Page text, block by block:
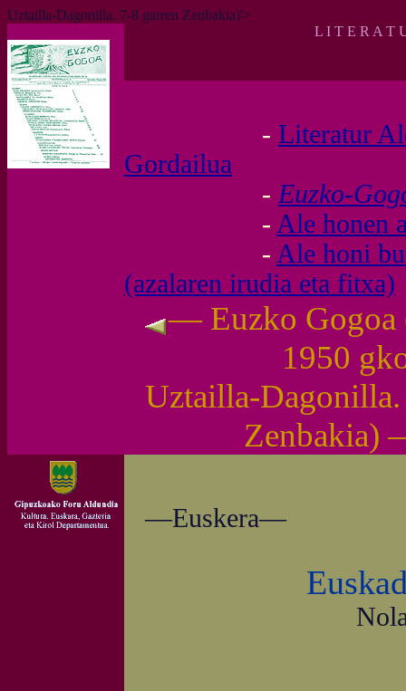
Uztailla-Dagonilla. 7-8 garren Zenbakia)'>
L I T E R A T
- Literatur
Gordailua
- Euzko-
- Ale honen
- Ale honi
(azalaren irudia eta fitxa)
— Euzko Gogoa
1950
Uztailla-Dagonilla.
Zenbakia)
—Euskera—